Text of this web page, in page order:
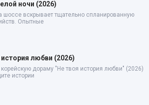
ночи (2026)
шоссе вскрывает тщательно спланированную
Опытные
история любви (2026)
корейскую дораму "Не твоя история любви" (2026)
истории